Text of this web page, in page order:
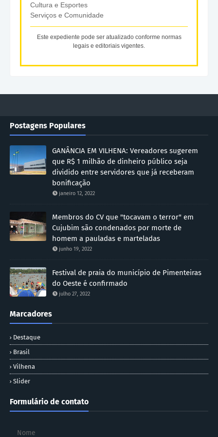
Cultura e Esportes
Serviços e Comunidade
Este expediente pode ser atualizado conforme normas
legais e editoriais vigentes.
Postagens Populares
GANÂNCIA EM VILHENA: Vereadores sugerem
que R$ 1 milhão de dinheiro público seja
dividido entre servidores que já receberam
bonificação
janeiro 12, 2022
Membros do CV que "tocavam o terror" em
Cujubim são condenados por morte de
homem a pauladas e marteladas
junho 19, 2022
Festival de praia do município de Pimenteiras
do Oeste é confirmado
julho 27, 2022
Marcadores
Destaque
Brasil
Vilhena
Slider
Formulário de contato
Nome